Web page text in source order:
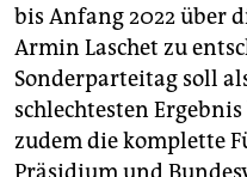
bis Anfang 2022 über
Armin Laschet zu
Sonderparteitag soll
schlechtesten
zudem die komplette